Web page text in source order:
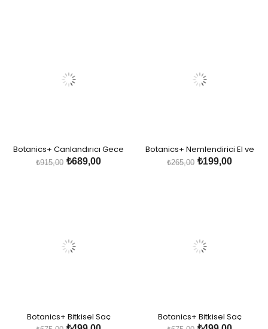
Botanics+ Canlandırıcı Gece
Bakım Maskesi
₺689,00
₺915,00
Botanics+ Nemlendirici El ve
Vücut Bakım Kremi - Gül Özleri
₺199,00
₺265,00
Botanics+ Bitkisel Saç
Botanics+ Bitkisel Saç